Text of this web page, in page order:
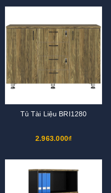
Tủ Tài Liệu BRI1280
2.963.000₫